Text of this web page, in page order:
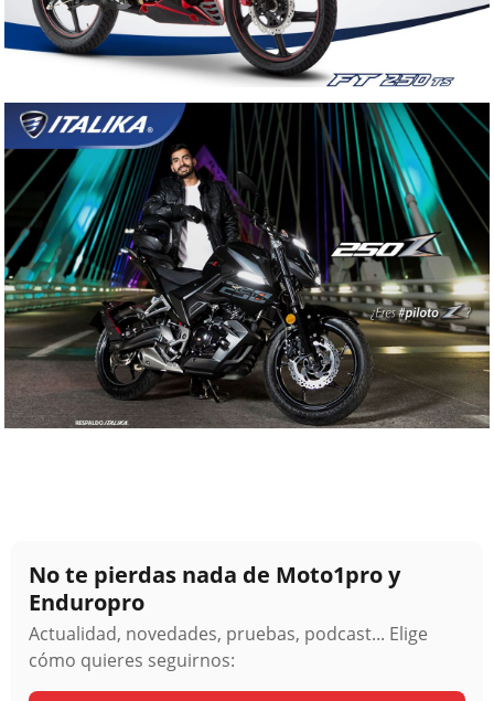
No te pierdas nada de Moto1pro y
Enduropro
Actualidad, novedades, pruebas, podcast... Elige
cómo quieres seguirnos: